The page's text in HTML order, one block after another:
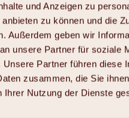
und Anzeigen zu
zu können und die
Außerdem geben wir
unsere Partner für soziale
Partner führen diese
zusammen, die Sie
Ihrer Nutzung der Dienste